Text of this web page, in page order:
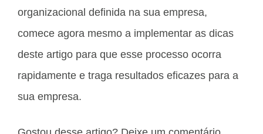
organizacional definida na sua empresa,
comece agora mesmo a implementar as dicas
deste artigo para que esse processo ocorra
rapidamente e traga resultados eficazes para a
sua empresa.